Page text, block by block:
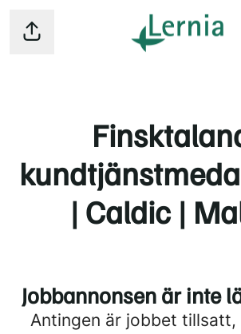
Dela sidan
| Caldic |
Jobbannonsen är inte
Antingen är jobbet tillsatt,